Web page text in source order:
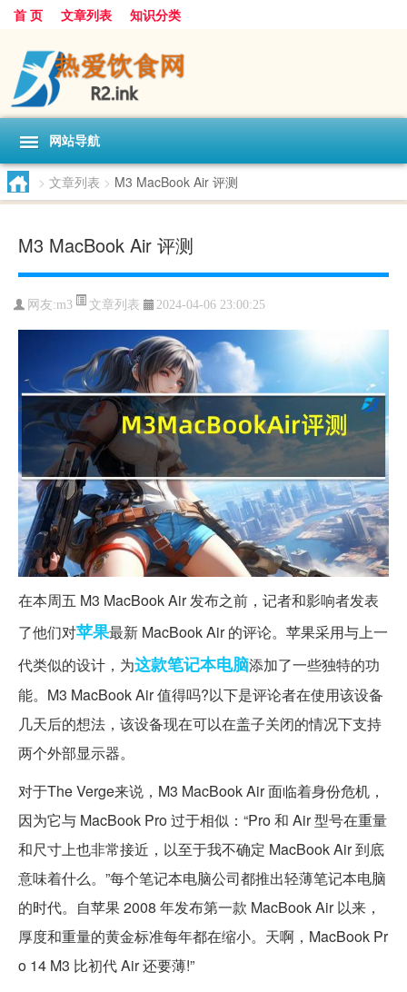
首 页 文章列表 知识分类
网站导航
> 文章列表 > M3 MacBook Air 评测
M3 MacBook Air 评测
网友:m3 文章列表 2024-04-06 23:00:25
在本周五 M3 MacBook Air 发布之前，记者和影响者发表
了他们对苹果最新 MacBook Air 的评论。苹果采用与上一
代类似的设计，为这款笔记本电脑添加了一些独特的功
能。M3 MacBook Air 值得吗?以下是评论者在使用该设备
几天后的想法，该设备现在可以在盖子关闭的情况下支持
两个外部显示器。
对于The Verge来说，M3 MacBook Air 面临着身份危机，
因为它与 MacBook Pro 过于相似：“Pro 和 Air 型号在重量
和尺寸上也非常接近，以至于我不确定 MacBook Air 到底
意味着什么。”每个笔记本电脑公司都推出轻薄笔记本电脑
的时代。自苹果 2008 年发布第一款 MacBook Air 以来，
厚度和重量的黄金标准每年都在缩小。天啊，MacBook Pr
o 14 M3 比初代 Air 还要薄!”